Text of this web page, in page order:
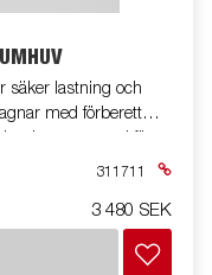
säker lastning och
med förberett
anpassad för
311711
3 480 SEK